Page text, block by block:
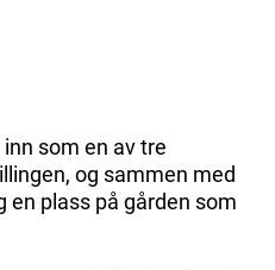
inn som en av tre
og sammen med
en plass på gården som